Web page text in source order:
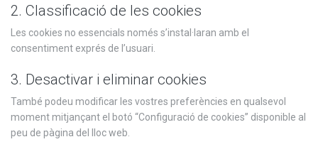
2. Classificació de les cookies
Les cookies no essencials només s’instal·laran amb el
consentiment exprés de l’usuari.
3. Desactivar i eliminar cookies
També podeu modificar les vostres preferències en qualsevol
moment mitjançant el botó “Configuració de cookies” disponible al
peu de pàgina del lloc web.